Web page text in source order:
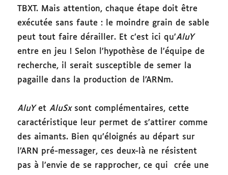
TBXT. Mais attention, chaque étape doit être
exécutée sans faute : le moindre grain de sable
peut tout faire dérailler. Et c’est ici qu’AluY
entre en jeu ! Selon l’hypothèse de l’équipe de
recherche, il serait susceptible de semer la
pagaille dans la production de l’ARNm.
AluYetAluSxsont complémentaires, cette
caractéristique leur permet de s’attirer comme
des aimants. Bien qu’éloignés au départ sur
l’ARN pré-messager, ces deux-là ne résistent
pas à l’envie de se rapprocher, ce qui crée une